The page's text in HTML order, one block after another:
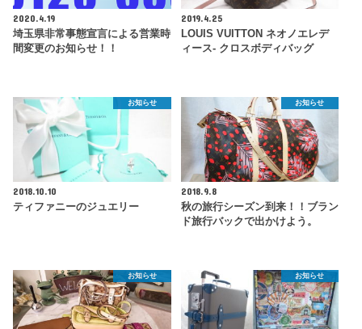
2020.4.19
埼玉県非常事態宣言による営業時
間変更のお知らせ！！
2019.4.25
LOUIS VUITTON ネオノエレデ
ィース- クロスボディバッグ
お知らせ
2018.10.10
ティファニーのジュエリー
お知らせ
2018.9.8
秋の旅行シーズン到来！！ブラン
ド旅行バックで出かけよう。
お知らせ お知らせ